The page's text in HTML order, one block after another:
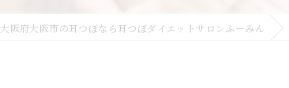
大阪府大阪市の耳つぼなら耳つぼダイエットサロンふーみん